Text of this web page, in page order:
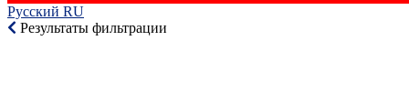
Русский RU‎
Результаты фильтрации